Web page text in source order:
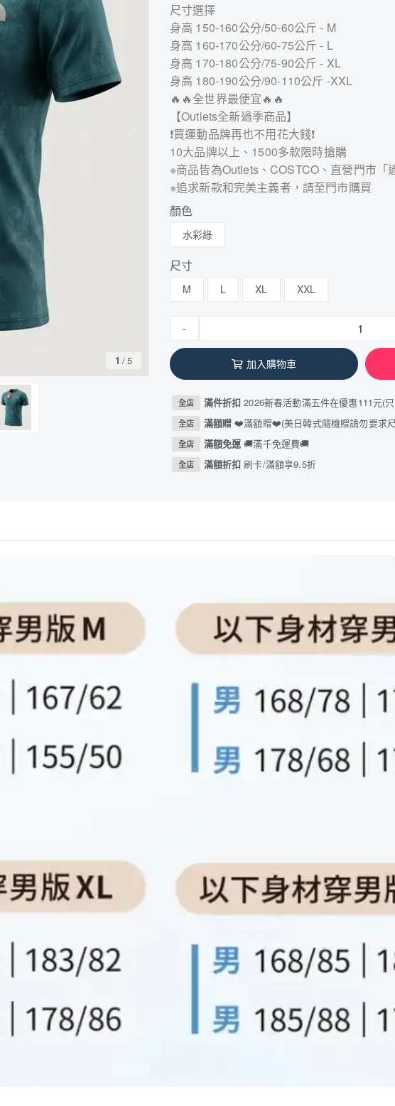
1 /5
尺寸選擇
身高 150-160公分/50-60公斤 - M
身高 160-170公分/60-75公斤 - L
身高 170-180公分/75-90公斤 - XL
身高 180-190公分/90-110公斤 -XXL
🔥🔥全世界最便宜🔥🔥
【Outlets全新過季商品】
❗買運動品牌再也不用花大錢❗
10大品牌以上、1500多款限時搶購
※商品皆為Outlets、COSTCO、直營門市「
※追求新款和完美主義者，請至門市購買
顏色
水彩綠
尺寸
M L XL XXL
-
加入購物車
全店 滿件折扣2026新春活動滿五件在優惠111元(
全店 滿額贈❤️滿額贈❤️(美日韓式隨機贈請勿要求
全店 滿額免運🚚滿千免運費🚚
全店 滿額折扣 刷卡/滿額享9.5折